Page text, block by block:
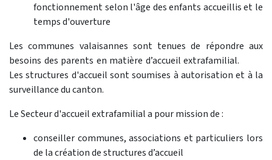
fonctionnement selon l'âge des enfants accueillis et le
temps d'ouverture
Les communes valaisannes sont tenues de répondre aux
besoins des parents en matière d’accueil extrafamilial.
Les structures d'accueil sont soumises à autorisation et à la
surveillance du canton.
Le Secteur d'accueil extrafamilial a pour mission de :
conseiller communes, associations et particuliers lors
de la création de structures d’accueil